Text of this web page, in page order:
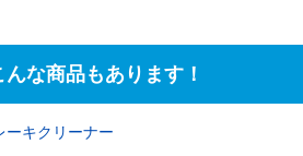
な商品もあります！
キクリーナー